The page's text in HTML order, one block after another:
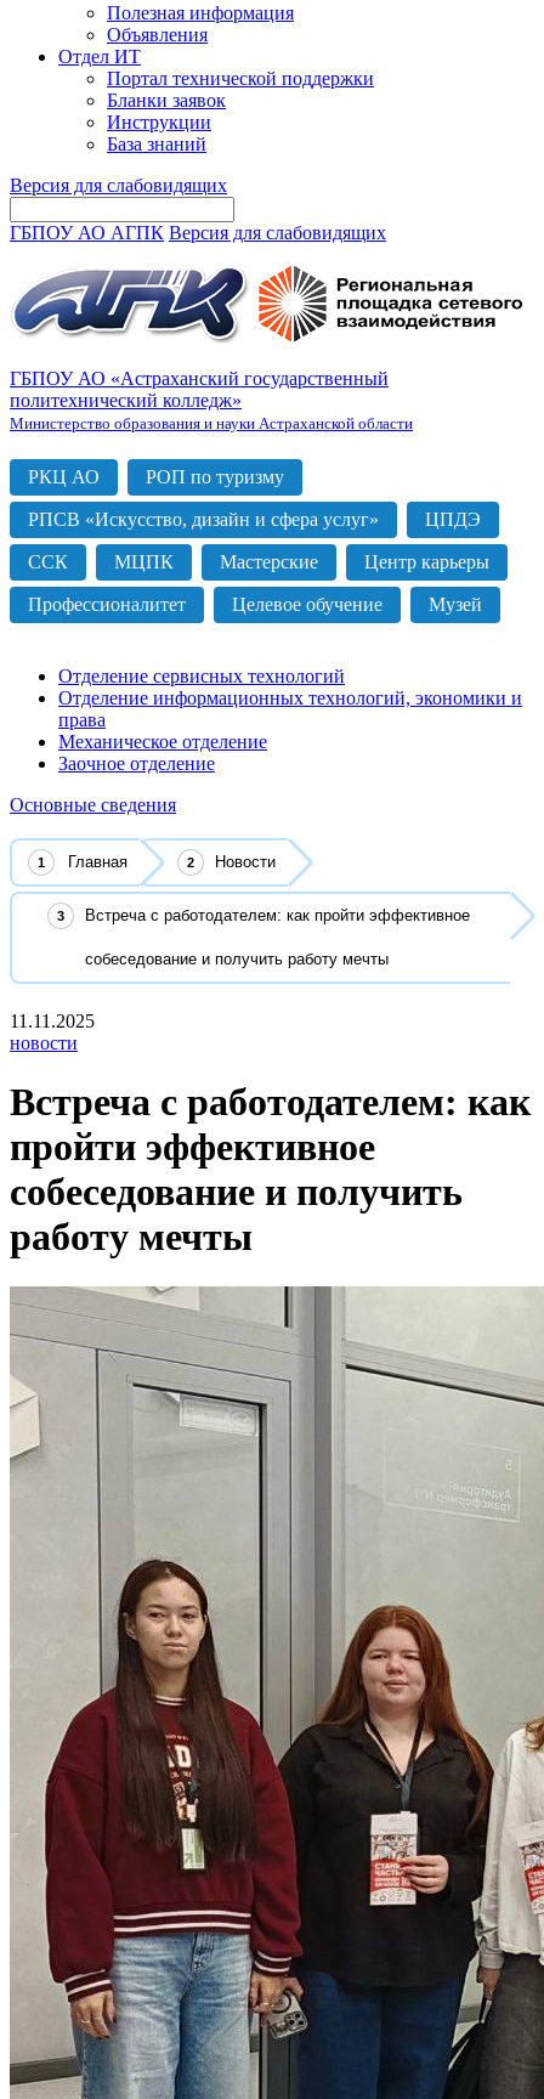
Полезная информация
Объявления
Отдел ИТ
Портал технической поддержки
Бланки заявок
Инструкции
База знаний
Версия для слабовидящих
ГБПОУ АО АГПК Версия для слабовидящих
ГБПОУ АО «Астраханский государственный
политехнический колледж»
Министерство образования и науки Астраханской области
РКЦ АО РОП по туризму
РПСВ «Искусство, дизайн и сфера услуг» ЦПДЭ
ССК МЦПК Мастерские Центр карьеры
Профессионалитет Целевое обучение Музей
Отделение сервисных технологий
Отделение информационных технологий, экономики и
права
Механическое отделение
Заочное отделение
Основные сведения
Главная Новости
Встреча с работодателем: как пройти эффективное
собеседование и получить работу мечты
11.11.2025
новости
Встреча с работодателем: как
пройти эффективное
собеседование и получить
работу мечты